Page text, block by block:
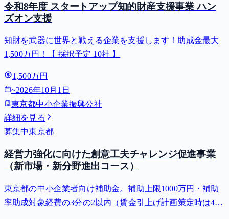
令和8年度 スタートアップ知的財産支援事業 ハン
ズオン支援
知財を武器に世界と戦える企業を支援します！助成金最大
1,500万円！【 採択予定 10社 】
1,500万円
~2026年10月1日
東京都中小企業振興公社
詳細を見る
募集中東京都
経営力強化に向けた創意工夫チャレンジ促進事業
（新市場・新分野進出コース）
東京都の中小企業者向け補助金。補助上限1000万円・補助
率助成対象経費の3分の2以内（賃金引上げ計画策定時は4分